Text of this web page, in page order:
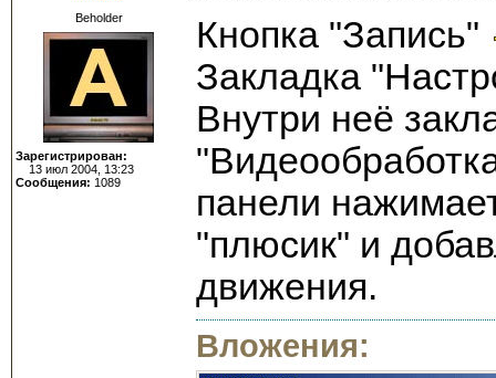
Beholder
Зарегистрирован:
13 июл 2004, 13:23
Сообщения: 1089
Кнопка "Запись"
Закладка
Внутри неё
панели
"плюсик" и
движения.
Вложения: